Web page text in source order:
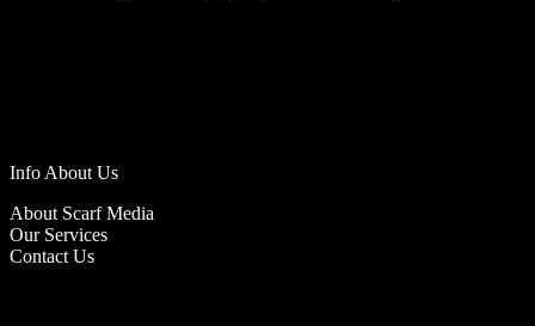
Info About Us
About Scarf Media
Our Services
Contact Us